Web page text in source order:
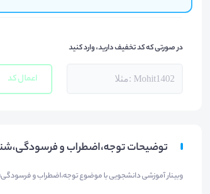
در صورتی که کد تخفیف دارید، وارد کنید
اعمال کد
توضیحات توجه،اضطراب و
وبینار آموزشی دانشجویی با موضوع توجه،اضطراب و